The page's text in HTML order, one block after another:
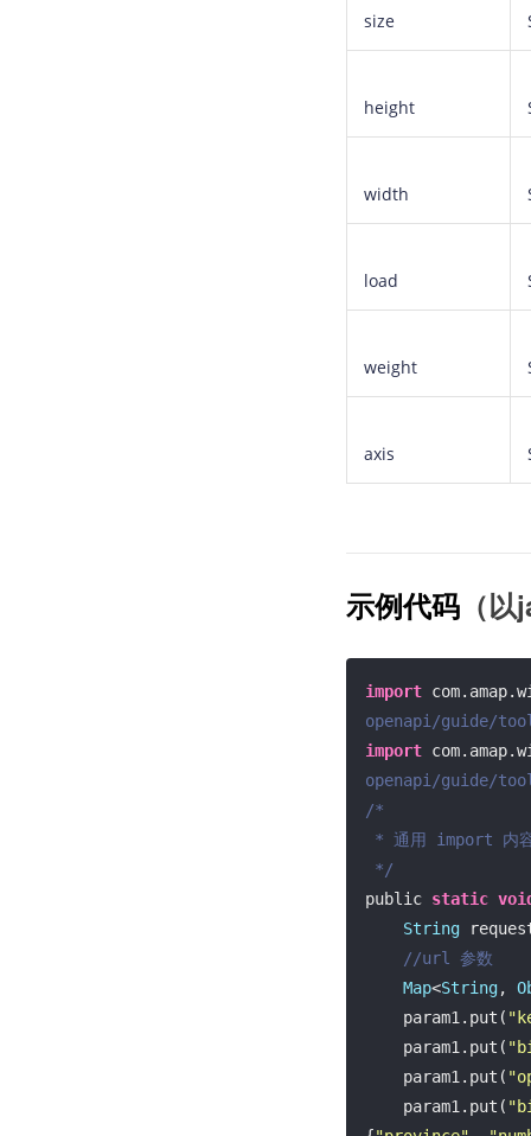
size
height
width
load
weight
axis
示例代码 （
import
openapi/guide/
import
openapi/guide/
/*
*/
public static
String
//url 参数
Map<String,
    param1.put(
    param1.put(
    param1.put(
    param1.put(